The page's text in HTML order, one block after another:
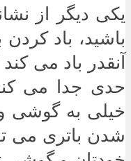
یکی دیگر از
باشید، باد
آنقدر باد می
حدی جدا می
خیلی به گوشی و
شدن باتری می